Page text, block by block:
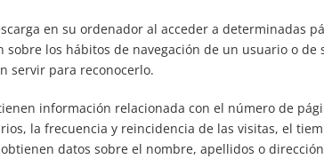
en su ordenador al acceder a determinadas
los hábitos de navegación de un usuario o
servir para reconocerlo.
información relacionada con el número de
la frecuencia y reincidencia de las visitas, el
datos sobre el nombre, apellidos o